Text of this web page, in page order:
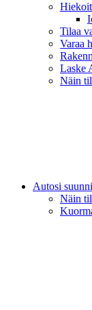
Tilaa
Varaa
Laske
Näin
Autosi
Näin